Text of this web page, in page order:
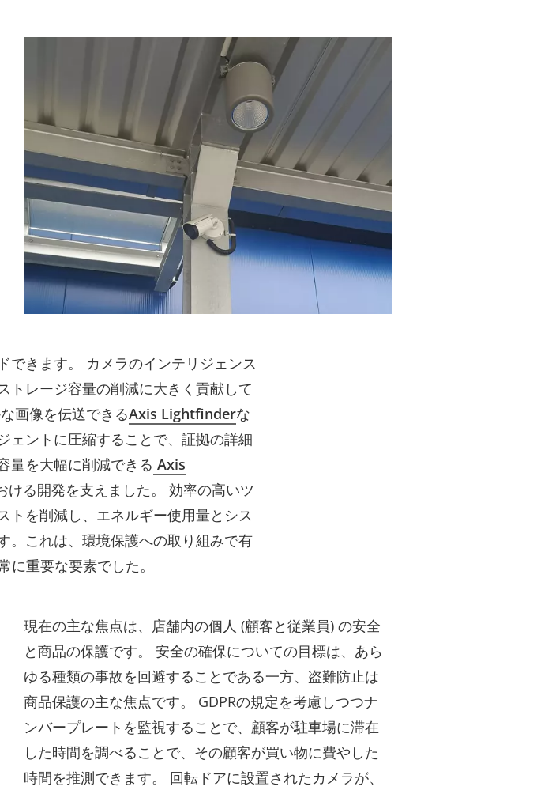
できます。 カメラのインテリジェンス
トレージ容量の削減に大きく貢献して
画像を伝送できるAxis Lightfinderな
ェントに圧縮することで、証拠の詳細
量を大幅に削減できる Axis
ける開発を支えました。 効率の高いツ
トを削減し、エネルギー使用量とシス
。これは、環境保護への取り組みで有
に重要な要素でした。
現在の主な焦点は、店舗内の個人 (顧客と従業員) の安全
と商品の保護です。 安全の確保についての目標は、あら
ゆる種類の事故を回避することである一方、盗難防止は
商品保護の主な焦点です。 GDPRの規定を考慮しつつナ
ンバープレートを監視することで、顧客が駐車場に滞在
した時間を調べることで、その顧客が買い物に費やした
時間を推測できます。 回転ドアに設置されたカメラが、